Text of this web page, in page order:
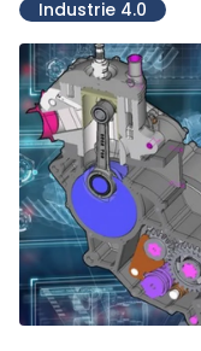
Industrie 4.0